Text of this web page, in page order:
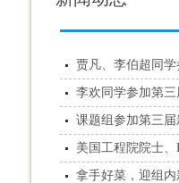
贾凡、李伯超同
李欢同学参加第
课题组参加第三
美国工程院院士
拿手好菜，迎组